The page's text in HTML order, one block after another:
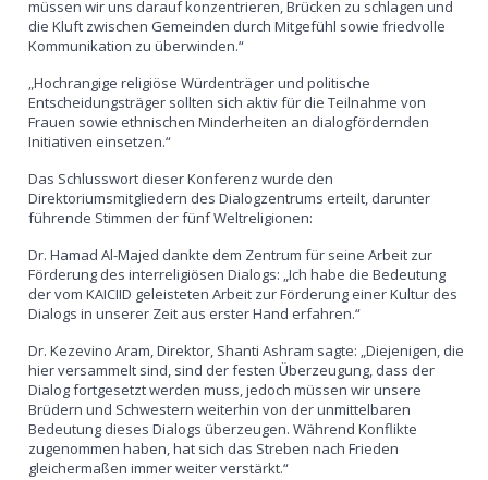
müssen wir uns darauf konzentrieren, Brücken zu schlagen und
die Kluft zwischen Gemeinden durch Mitgefühl sowie friedvolle
Kommunikation zu überwinden.“
„Hochrangige religiöse Würdenträger und politische
Entscheidungsträger sollten sich aktiv für die Teilnahme von
Frauen sowie ethnischen Minderheiten an dialogfördernden
Initiativen einsetzen.“
Das Schlusswort dieser Konferenz wurde den
Direktoriumsmitgliedern des Dialogzentrums erteilt, darunter
führende Stimmen der fünf Weltreligionen:
Dr. Hamad Al-Majed dankte dem Zentrum für seine Arbeit zur
Förderung des interreligiösen Dialogs: „Ich habe die Bedeutung
der vom KAICIID geleisteten Arbeit zur Förderung einer Kultur des
Dialogs in unserer Zeit aus erster Hand erfahren.“
Dr. Kezevino Aram, Direktor, Shanti Ashram sagte: „Diejenigen, die
hier versammelt sind, sind der festen Überzeugung, dass der
Dialog fortgesetzt werden muss, jedoch müssen wir unsere
Brüdern und Schwestern weiterhin von der unmittelbaren
Bedeutung dieses Dialogs überzeugen. Während Konflikte
zugenommen haben, hat sich das Streben nach Frieden
gleichermaßen immer weiter verstärkt.“